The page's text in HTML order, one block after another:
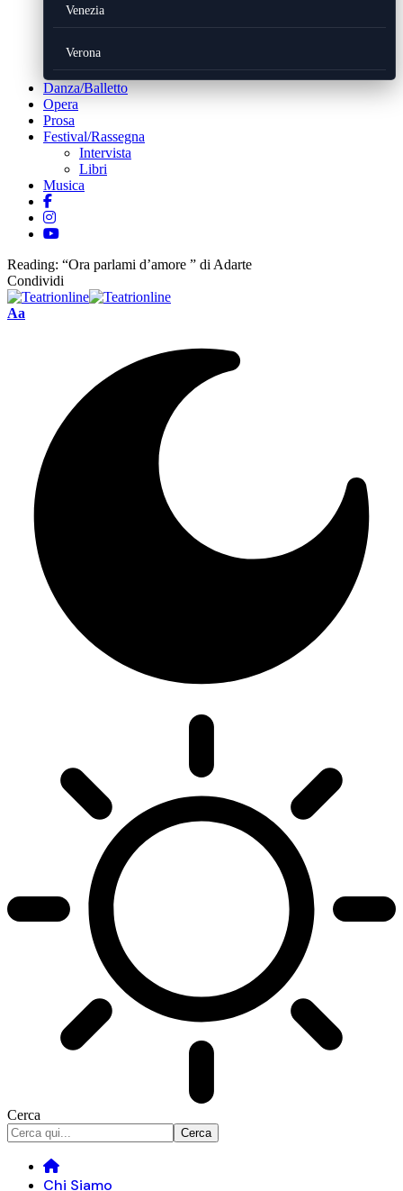
Venezia
Verona
Danza/Balletto
Opera
Prosa
Festival/Rassegna
Intervista
Libri
Musica
Reading: “Ora parlami d’amore ” di Adarte
Condividi
Font
Aa
Cerca
Chi Siamo